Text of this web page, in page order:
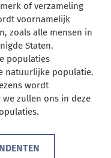
of verzameling
voornamelijk
zoals alle mensen in
Staten.
populaties
natuurlijke populatie.
wordt
zullen ons in deze